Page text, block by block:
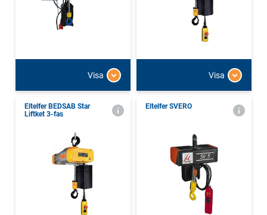
Visa Visa
Eltelfer BEDSAB Star
Liftket 3-fas
Eltelfer SVERO